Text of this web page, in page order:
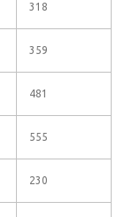
318
359
481
555
230